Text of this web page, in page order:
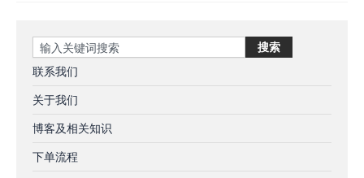
Search 搜索
联系我们
关于我们
博客及相关知识
下单流程